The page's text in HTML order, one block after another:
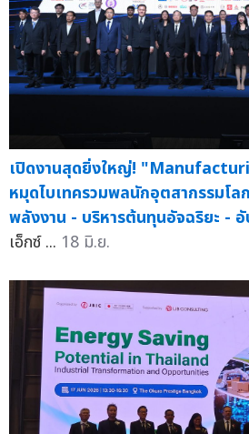
เปิดงานสุดยิ่งใหญ่!
หมุดไบเทครวมพลนักอุตสากรรมโล
พลังงาน - บริหารต้นทุนอัจฉริยะ -
เอ็กซ์ ... 18 มิ.ย.